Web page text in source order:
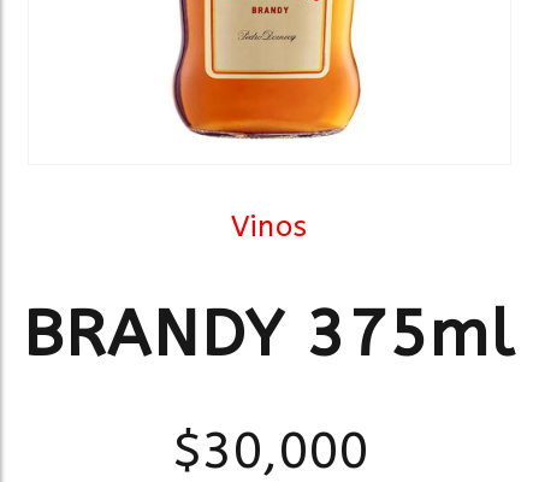
Vinos
BRANDY 375ml
$30,000